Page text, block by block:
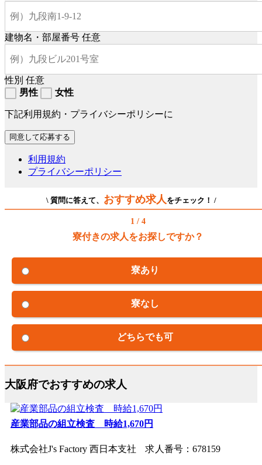
建物名・部屋番号 任意
性別 任意
男性
女性
下記利用規約・プライバシーポリシーに
利用規約
プライバシーポリシー
\ 質問に答えて、 おすすめ求人 をチェック！ /
1 / 4
寮付きの求人をお探しですか？
寮あり
寮なし
どちらでも可
大阪府でおすすめの求人
産業部品の組立検査 時給1,670円
株式会社J's Factory 西日本支社 求人番号：678159